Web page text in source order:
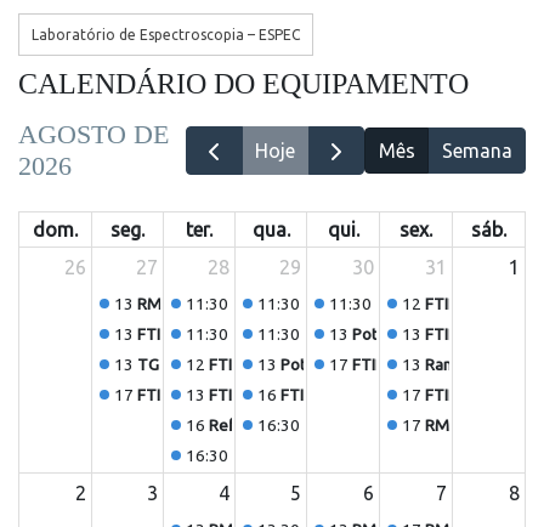
Laboratório de Espectroscopia – ESPEC
CALENDÁRIO DO EQUIPAMENTO
AGOSTO DE
2026
Hoje Mês Semana
dom. seg. ter. qua. qui. sex.
sáb.
26
27
13 RMN Genivaldo/Alexandre
13 FTIR Viviane (6)
13 TG Viviane (3)
17 FTIR Diego (6)
28
11:30
Raman Herman (13)
11:30
TG Viviane (3)
12 FTIR Diego (3)
13 FTIR Viviane (3)
16 Reflectância Thiago (7)
16:30
29
11:30
RMN - Recarga N2
11:30
TG Viviane
13 Potenciostato Leandro
16 FTIR Ágatha
16:30
30
11:30
TG Viviane
13 Potenciostato Leandro/
17 FTIR Helder (4)
31
12 FTIR Jonas (1)
13 FTIR Leonardo
13 Raman Jonas (1)
17 FTIR Helder
17 RMN Ryan/Carla
1
2 3 4 5 6 7 8